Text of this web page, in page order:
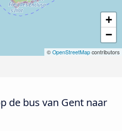
+
−
© OpenStreetMap contributors
de bus van Gent naar